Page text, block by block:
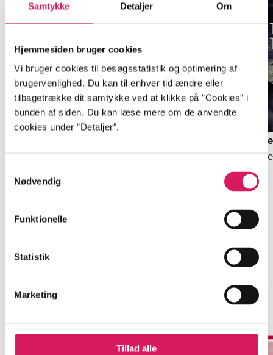
Samtykke Detaljer Om
Hjemmesiden bruger cookies
Vi bruger cookies til besøgsstatistik og optimering af
brugervenlighed. Du kan til enhver tid ændre eller
tilbagetrække dit samtykke ved at klikke på ”Cookies” i
bunden af siden. Du kan læse mere om de anvendte
cookies under ”Detaljer”.
Nødvendig
Funktionelle
Statistik
Marketing
Tillad alle
BEGYND MED DENNE
Del 1 - Den knuste
Minder om